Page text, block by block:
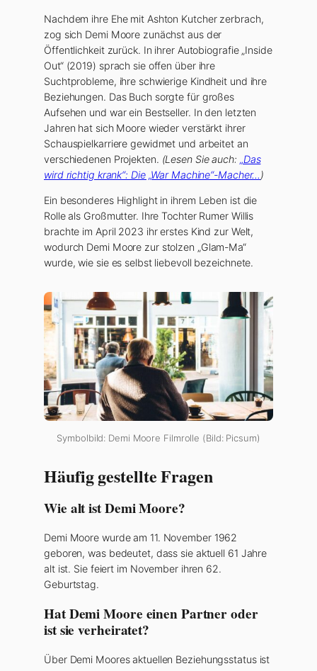
Nachdem ihre Ehe mit Ashton Kutcher zerbrach,
zog sich Demi Moore zunächst aus der
Öffentlichkeit zurück. In ihrer Autobiografie „Inside
Out“ (2019) sprach sie offen über ihre
Suchtprobleme, ihre schwierige Kindheit und ihre
Beziehungen. Das Buch sorgte für großes
Aufsehen und war ein Bestseller. In den letzten
Jahren hat sich Moore wieder verstärkt ihrer
Schauspielkarriere gewidmet und arbeitet an
verschiedenen Projekten. (Lesen Sie auch: „Das
wird richtig krank“: Die „War Machine“-Macher…)
Ein besonderes Highlight in ihrem Leben ist die
Rolle als Großmutter. Ihre Tochter Rumer Willis
brachte im April 2023 ihr erstes Kind zur Welt,
wodurch Demi Moore zur stolzen „Glam-Ma“
wurde, wie sie es selbst liebevoll bezeichnete.
Symbolbild: Demi Moore Filmrolle (Bild: Picsum)
Häufig gestellte Fragen
Wie alt ist Demi Moore?
Demi Moore wurde am 11. November 1962
geboren, was bedeutet, dass sie aktuell 61 Jahre
alt ist. Sie feiert im November ihren 62.
Geburtstag.
Hat Demi Moore einen Partner oder
ist sie verheiratet?
Über Demi Moores aktuellen Beziehungsstatus ist